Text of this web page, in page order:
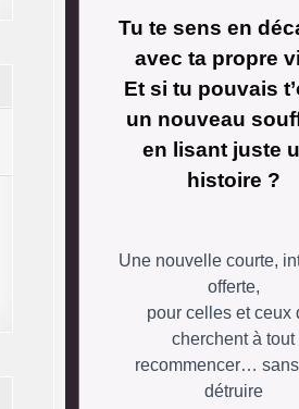
Tu te sens en
avec ta propre
Et si tu pouvais
un nouveau
en lisant juste
histoire ?
Une nouvelle courte,
offerte,
pour celles et ceux
cherchent à tout
recommencer…
détruire